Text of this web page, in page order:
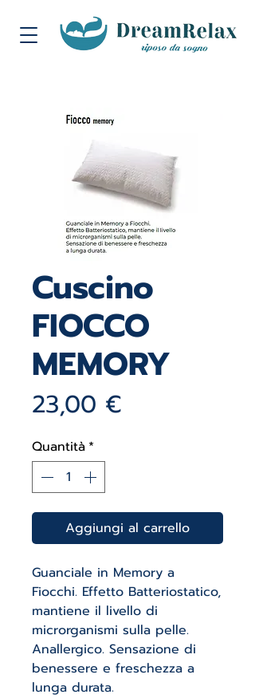
Cuscino
FIOCCO
MEMORY
23,00 €
Quantità*
Aggiungi al carrello
Guanciale in Memory a
Fiocchi. Effetto Batteriostatico,
mantiene il livello di
microrganismi sulla pelle.
Anallergico. Sensazione di
benessere e freschezza a
lunga durata.